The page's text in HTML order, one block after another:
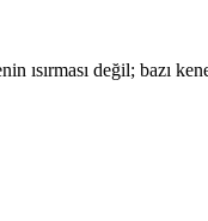
değil; bazı